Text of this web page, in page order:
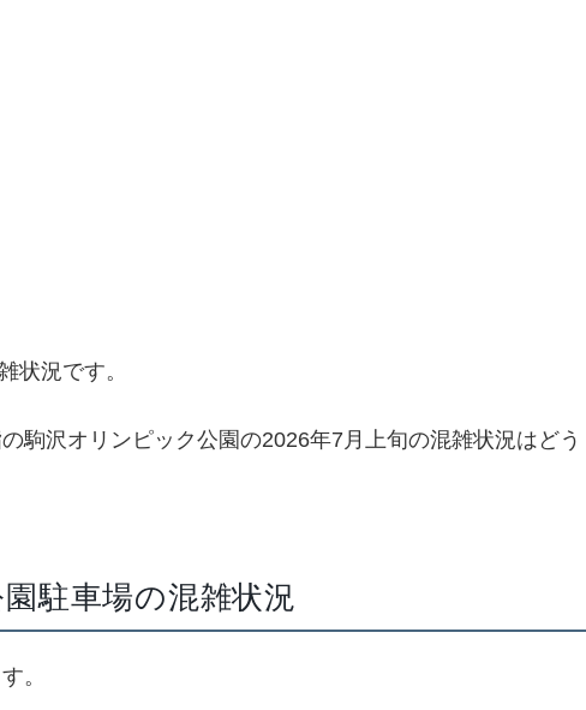
状況です。
駒沢オリンピック公園の2026年7月上旬の混雑状況はどう
駐車場の混雑状況
。